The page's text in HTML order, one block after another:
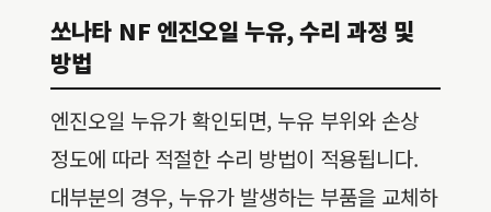
쏘나타 NF 엔진오일 누유, 수리 과정 및
방법
엔진오일 누유가 확인되면, 누유 부위와 손상
정도에 따라 적절한 수리 방법이 적용됩니다.
대부분의 경우, 누유가 발생하는 부품을 교체하